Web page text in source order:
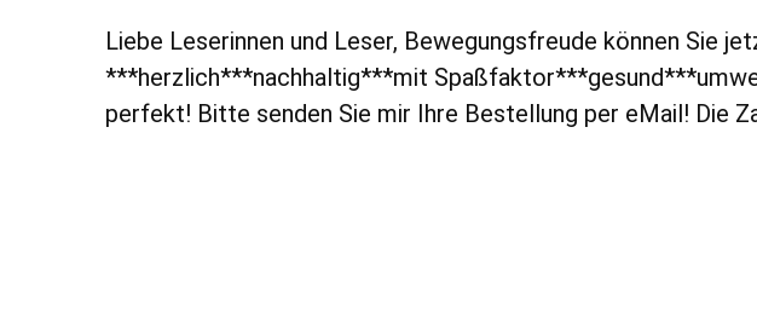
Liebe Leserinnen und Leser, Bewegungsfreude können Sie
***herzlich***nachhaltig***mit
perfekt! Bitte senden Sie mir Ihre Bestellung per eMail! Die